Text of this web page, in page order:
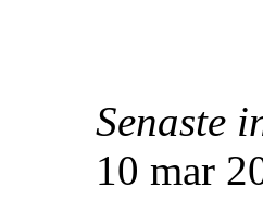
Senaste
10 mar